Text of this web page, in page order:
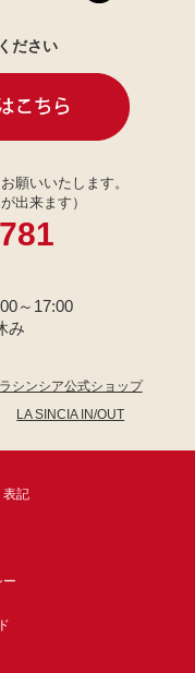
ださい
願いいたします。
出来ます）
～17:00
み
ラシンシア公式ショップ
LA SINCIA IN/OUT
表記
ー